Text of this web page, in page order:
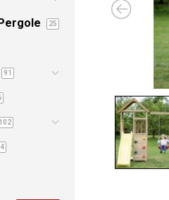
25
91
102